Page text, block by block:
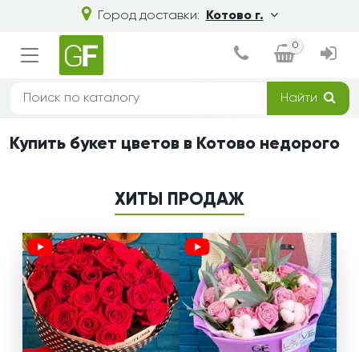
Город доставки: Котово г.
0
Найти
Купить букет цветов в Котово недорого
ХИТЫ ПРОДАЖ